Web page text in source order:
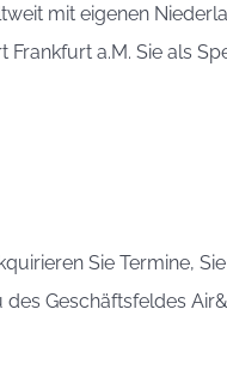
mit eigenen
a.M. Sie als
Sie Termine,
Geschäftsfeldes